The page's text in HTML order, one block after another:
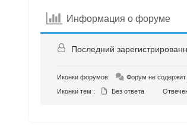
Информация о форуме
Последний
Иконки форумов: Форум не
Иконки тем :
Без ответа